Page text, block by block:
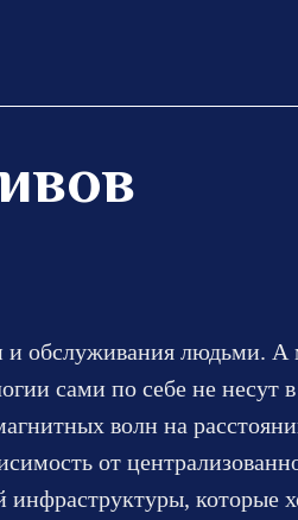
и обслуживания людьми.
сами по себе не несут в
волн на
от
инфраструктуры, которые